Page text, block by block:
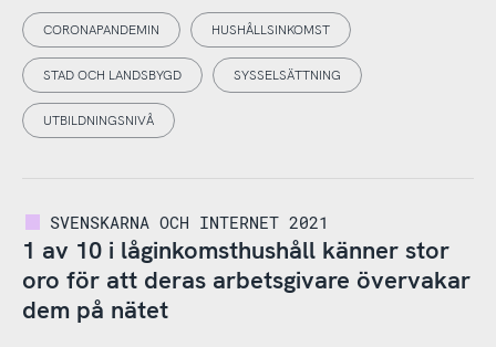
CORONAPANDEMIN HUSHÅLLSINKOMST
STAD OCH LANDSBYGD SYSSELSÄTTNING
UTBILDNINGSNIVÅ
SVENSKARNA OCH INTERNET 2021
1 av 10 i låginkomsthushåll känner stor
oro för att deras arbetsgivare övervakar
dem på nätet